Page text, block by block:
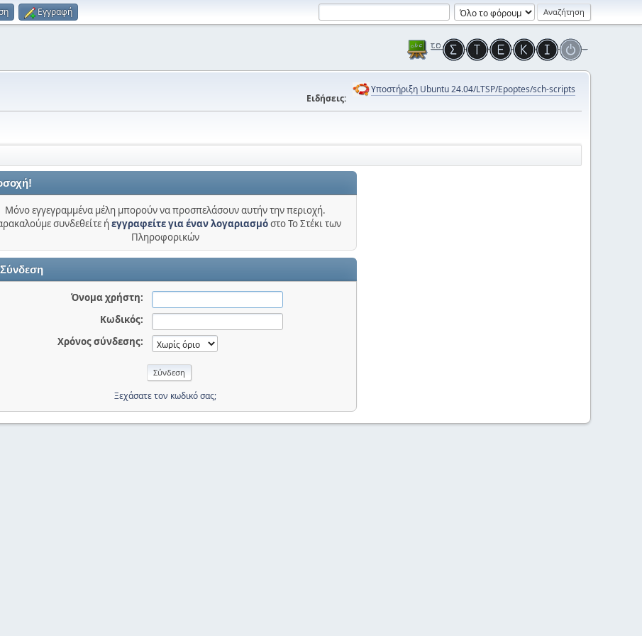
Εγγραφή
Ειδήσεις:
Υποστήριξη Ubuntu 24.04/LTSP/Epoptes/sch-scripts
Μόνο εγγεγραμμένα μέλη μπορούν να προσπελάσουν αυτήν την περιοχή.
συνδεθείτε ήεγγραφείτε για έναν λογαριασμόστο Το Στέκι των
Πληροφορικών
Σύνδεση
Όνομα χρήστη:
Κωδικός:
Χρόνος σύνδεσης:
Ξεχάσατε τον κωδικό σας;